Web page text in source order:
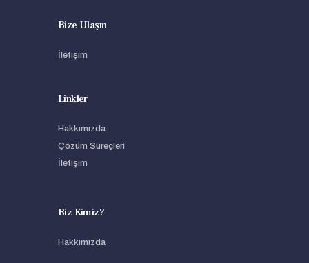
Bize Ulaşın
İletişim
Linkler
Hakkımızda
Çözüm Süreçleri
İletişim
Biz Kimiz?
Hakkımızda